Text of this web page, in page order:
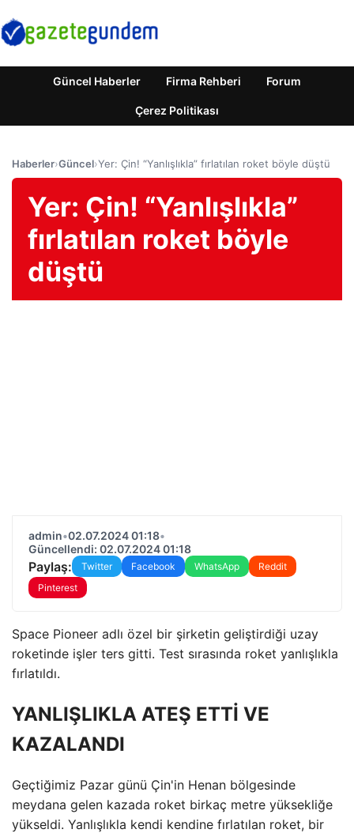
Güncel Haberler Firma Rehberi Forum
Çerez Politikası
Haberler›Güncel›Yer: Çin! “Yanlışlıkla” fırlatılan roket böyle düştü
Yer: Çin! “Yanlışlıkla”
fırlatılan roket böyle
düştü
admin•02.07.2024 01:18•
Güncellendi: 02.07.2024 01:18
Paylaş: Twitter Facebook WhatsApp
Reddit
Pinterest
Space Pioneer adlı özel bir şirketin geliştirdiği uzay
roketinde işler ters gitti. Test sırasında roket yanlışlıkla
fırlatıldı.
YANLIŞLIKLA ATEŞ ETTİ VE
KAZALANDI
Geçtiğimiz Pazar günü Çin'in Henan bölgesinde
meydana gelen kazada roket birkaç metre yüksekliğe
yükseldi. Yanlışlıkla kendi kendine fırlatılan roket, bir